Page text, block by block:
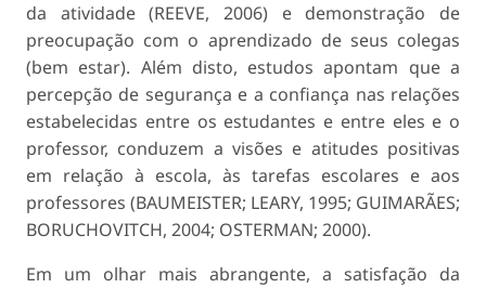
da atividade (REEVE, 2006) e demonstração de
preocupação com o aprendizado de seus colegas
(bem estar). Além disto, estudos apontam que a
percepção de segurança e a confiança nas relações
estabelecidas entre os estudantes e entre eles e o
professor, conduzem a visões e atitudes positivas
em relação à escola, às tarefas escolares e aos
professores (BAUMEISTER; LEARY, 1995; GUIMARÃES;
BORUCHOVITCH, 2004; OSTERMAN; 2000).
Em um olhar mais abrangente, a satisfação da